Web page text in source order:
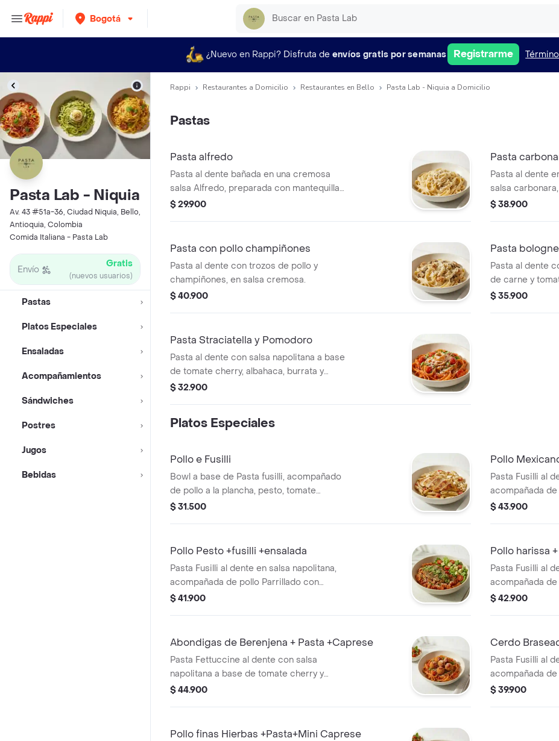
Bogotá
¿Nuevo en Rappi? Disfruta de envíos gratis por semanas Registrarme
Pasta Lab - Niquia
Av. 43 #51a-36, Ciudad Niquia, Bello,
Antioquia, Colombia
Comida Italiana - Pasta Lab
Envío Gratis
(nuevos usuarios)
Pastas
Platos Especiales
Ensaladas
Acompañamientos
Sándwiches
Postres
Jugos
Bebidas
Rappi Restaurantes a Domicilio Restaurantes en Bello Pasta Lab - Niquia a Domicilio
Pastas
Pasta alfredo
Pasta al dente bañada en una cremosa
salsa Alfredo, preparada con mantequilla
y queso parmesano.
$ 29.900
Pasta
Pasta al dente
salsa
dorada y queso
$ 38.900
Pasta con pollo champiñones
Pasta al dente con trozos de pollo y
champiñones, en salsa cremosa.
$ 40.900
Pasta
Pasta al dente
de carne y
parmesano.
$ 35.900
Pasta Straciatella y Pomodoro
Pasta al dente con salsa napolitana a base
de tomate cherry, albahaca, burrata y
queso parmesano.
$ 32.900
Platos Especiales
Pollo e Fusilli
Bowl a base de Pasta fusilli, acompañado
de pollo a la plancha, pesto, tomate
chonto y queso feta.
$ 31.500
⁠Pollo
Pasta Fusilli al
acompañada
con lechuga,
$ 43.900
Pollo Pesto +fusilli +ensalada
Pasta Fusilli al dente en salsa napolitana,
acompañada de pollo Parrillado con
Pesto y ensalda con lechuga, tomate
$ 41.900
Pollo harissa
Pasta Fusilli al
acompañada
con lechuga,
$ 42.900
Abondigas de Berenjena + Pasta +Caprese
Pasta Fettuccine al dente con salsa
napolitana a base de tomate cherry y
albahaca, acompañada de albóndigas de
$ 44.900
Cerdo
Pasta Fusilli al
acompañada
ensalda con
$ 39.900
Pollo finas Hierbas +Pasta+Mini Caprese